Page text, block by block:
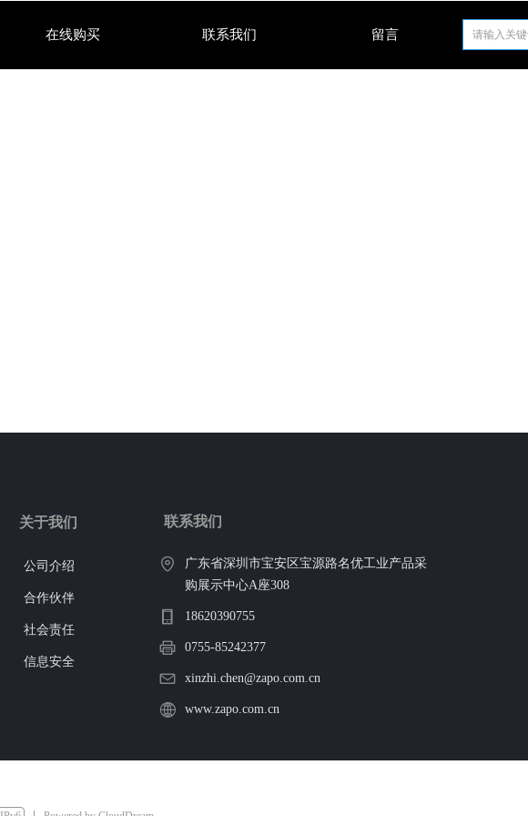
在线购买 联系我们 留言
公司介绍
合作伙伴
社会责任
信息安全
关于我们 联系我们
广东省深圳市宝安区宝源路名优工业产品采
购展示中心A座308
18620390755
0755-85242377
xinzhi.chen@zapo.com.cn
www.zapo.com.cn